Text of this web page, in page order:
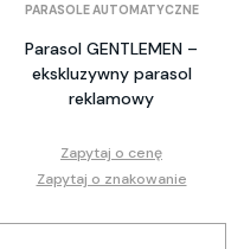
PARASOLE AUTOMATYCZNE
Parasol GENTLEMEN –
ekskluzywny parasol
reklamowy
Zapytaj o cenę
Zapytaj o znakowanie